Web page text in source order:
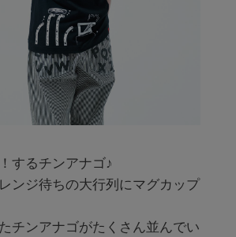
するチンアナゴ♪
ンジ待ちの大行列にマグカップ
チンアナゴがたくさん並んでい